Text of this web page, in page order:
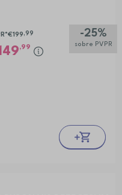
-25%
sobre PVPR
€199 ,99
,99